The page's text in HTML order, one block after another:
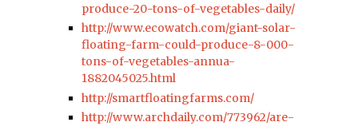
produce-20-tons-of-vegetables-daily/
http://www.ecowatch.com/giant-solar-
floating-farm-could-produce-8-000-
tons-of-vegetables-annua-
1882045025.html
http://smartfloatingfarms.com/
http://www.archdaily.com/773962/are-